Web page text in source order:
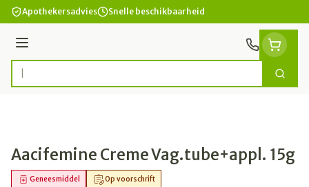
Ga naar de inhoud
Apothekersadvies Snelle beschikbaarheid
Menu
Product, merk, categorie... Zoek
Aacifemine Creme Vag.tube+appl. 15g
Op voorschrift
Geneesmiddel